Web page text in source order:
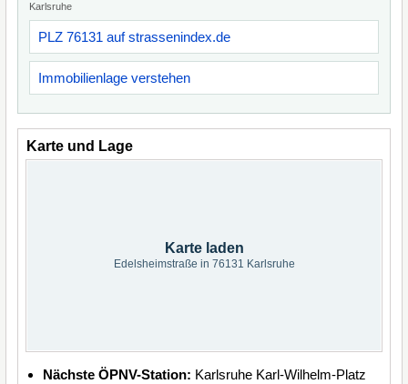
Karlsruhe
PLZ 76131 auf strassenindex.de
Immobilienlage verstehen
Karte und Lage
Karte laden
Edelsheimstraße in 76131 Karlsruhe
Nächste ÖPNV-Station: Karlsruhe Karl-Wilhelm-Platz